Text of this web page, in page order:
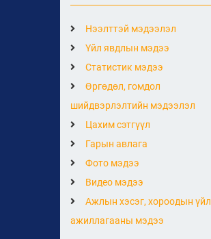
Нээлттэй мэдээлэл
Үйл явдлын мэдээ
Статистик мэдээ
Өргөдөл, гомдол
шийдвэрлэлтийн мэдээлэл
Цахим сэтгүүл
Гарын авлага
Фото мэдээ
Видео мэдээ
Ажлын хэсэг, хороодын үйл
ажиллагааны мэдээ